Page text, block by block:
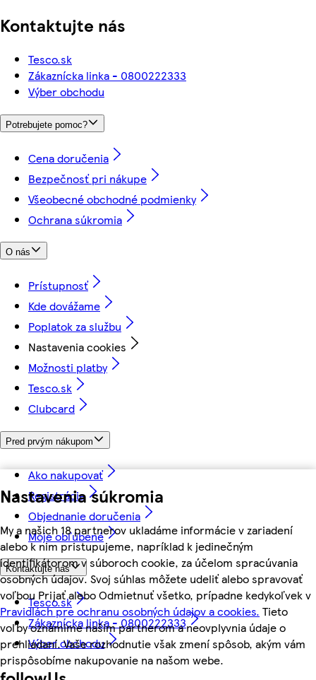
Nastavenia súkromia
My a našich 18 partnerov ukladáme informácie v zariadení
alebo k nim pristupujeme, napríklad k jedinečným
identifikátorom v súboroch cookie, za účelom spracúvania
osobných údajov. Svoj súhlas môžete udeliť alebo spravovať
voľbou Prijať alebo Odmietnuť všetko, prípadne kedykoľvek v
Pravidlách pre ochranu osobných údajov a cookies. Tieto
voľby oznámime našim partnerom a neovplyvnia údaje o
prehliadaní. Vaše rozhodnutie však zmení spôsob, akým vám
prispôsobíme nakupovanie na našom webe.
Kontaktujte nás
Tesco.sk
Zákaznícka linka - 0800222333
Výber obchodu
Potrebujete pomoc?
Cena doručenia
Bezpečnosť pri nákupe
Všeobecné obchodné podmienky
Ochrana súkromia
O nás
Prístupnosť
Kde dovážame
Poplatok za službu
Nastavenia cookies
Možnosti platby
Tesco.sk
Clubcard
Pred prvým nákupom
Ako nakupovať
Registrácia
Objednanie doručenia
Moje obľúbené
Kontaktujte nás
Tesco.sk
Zákaznícka linka - 0800222333
Výber obchodu